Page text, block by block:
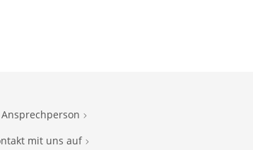
mit uns auf